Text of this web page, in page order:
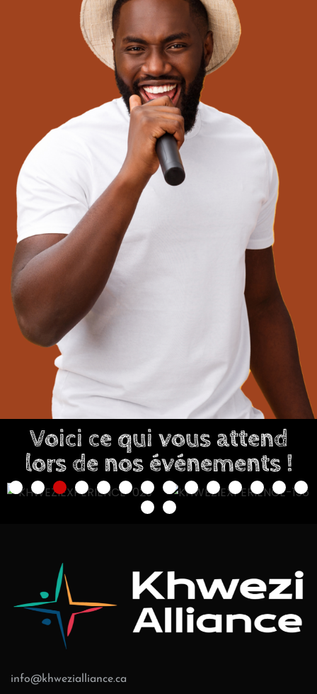
Voici ce qui vous attend
lors de nos événements !
info@khwezialliance.ca